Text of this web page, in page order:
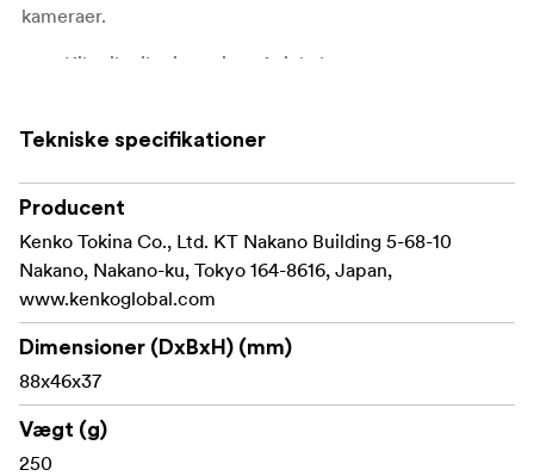
kameraer.
Kile til mikrojustering af vinkel.
udsigtskikkerter.
Arca-Swiss-kompatibel tilbehørsfod.
Kan bruges med hoved eller monteres direkte på et
kamera.
Ultralet med en vægt på 250 g og en bærekapacitet
på op til 6 kg.
Vigtigste data
Retningsknap
Tekniske specifikationer
Producent
Kenko Tokina Co., Ltd. KT Nakano Building 5-68-10
Nakano, Nakano-ku, Tokyo 164-8616, Japan,
www.kenkoglobal.com
Dimensioner (DxBxH) (mm)
88x46x37
Vægt (g)
250